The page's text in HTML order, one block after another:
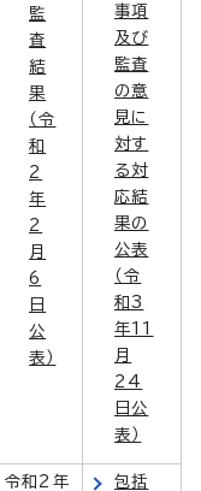
監
査
結
果
（令
和
2
年
2
月
6
日
公
表）
事項
及び
監査
の意
見に
対す
る対
応結
果の
公表
（令
和3
年11
月
24
日公
表）
令和2年
包括